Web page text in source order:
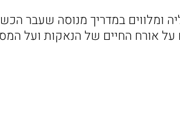
ומלווים במדריך מנוסה שעבר
על אורח החיים של הנאקות ועל